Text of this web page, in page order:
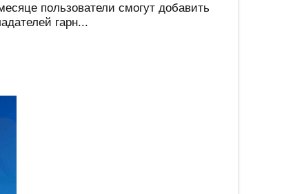
пользователи смогут добавить
гарн...